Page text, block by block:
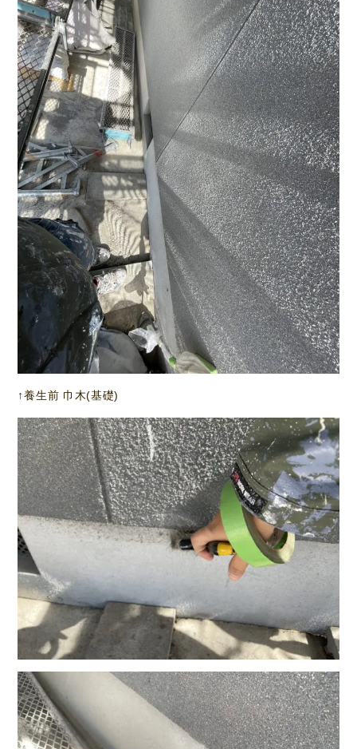
↑養生前 巾木(基礎)